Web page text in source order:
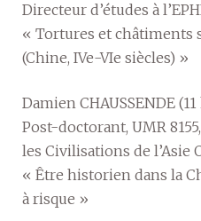
Directeur d’études à
« Tortures et châtiments
(Chine, IVe-VIe siècles) »
Damien CHAUSSENDE (11
Post-doctorant, UMR
les Civilisations de l’Asie
« Être historien dans la
à risque »